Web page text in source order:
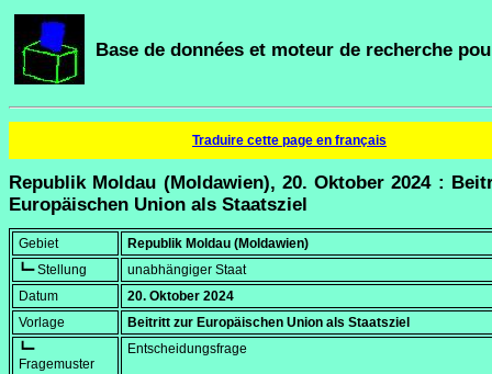
Base de données et moteur de recherche
Traduire cette page en français
Republik Moldau (Moldawien), 20. Oktober 2024 :
Europäischen Union als Staatsziel
Gebiet
Republik Moldau (Moldawien)
┗━ Stellung
unabhängiger Staat
Datum
20. Oktober 2024
Vorlage
Beitritt zur Europäischen Union als Staatsziel
┗━
Fragemuster
Entscheidungsfrage